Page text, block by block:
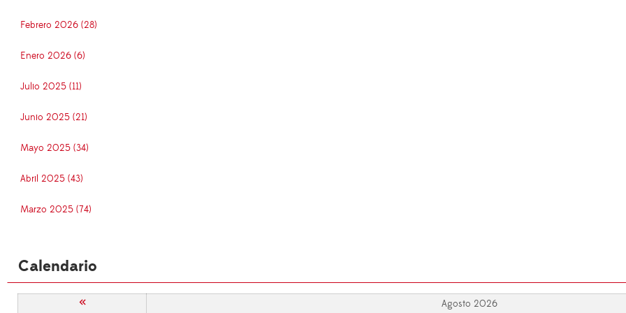
Febrero 2026 (28)
Enero 2026 (6)
Julio 2025 (11)
Junio 2025 (21)
Mayo 2025 (34)
Abril 2025 (43)
Marzo 2025 (74)
Calendario
« Agosto 2026